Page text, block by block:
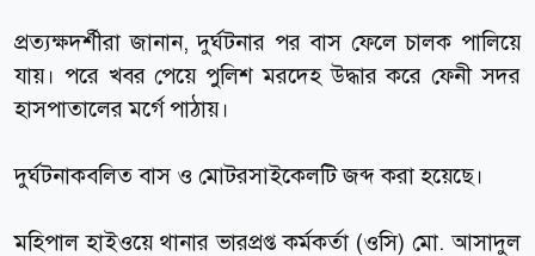
প্রত্যক্ষদর্শীরা জানান, দুর্ঘটনার পর বাস ফেলে চালক পালিয়ে
যায়। পরে খবর পেয়ে পুলিশ মরদেহ উদ্ধার করে ফেনী সদর
হাসপাতালের মর্গে পাঠায়।
দুর্ঘটনাকবলিত বাস ও মোটরসাইকেলটি জব্দ করা হয়েছে।
মহিপাল হাইওয়ে থানার ভারপ্রপ্ত কর্মকর্তা (ওসি) মো. আসাদুল